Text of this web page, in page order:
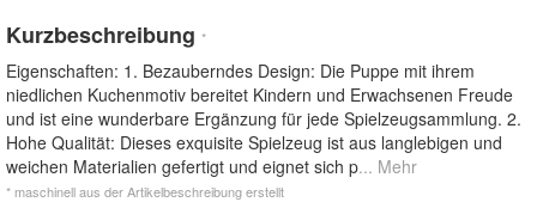
Kurzbeschreibung *
Eigenschaften: 1. Bezauberndes Design: Die Puppe mit ihrem
niedlichen Kuchenmotiv bereitet Kindern und Erwachsenen Freude
und ist eine wunderbare Ergänzung für jede Spielzeugsammlung. 2.
Hohe Qualität: Dieses exquisite Spielzeug ist aus langlebigen und
weichen Materialien gefertigt und eignet sich p... Mehr
* maschinell aus der Artikelbeschreibung erstellt